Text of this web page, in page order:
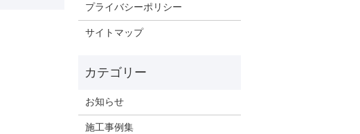
プライバシーポリシー
サイトマップ
お知らせ
施工事例集